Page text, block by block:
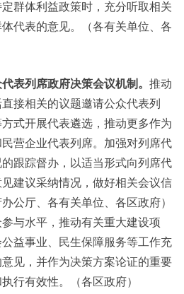
群体利益政策时，充分听取相关
代表的意见。（各有关单位、各
列席政府决策会议机制。 推动
接相关的议题邀请公众代表列
式开展代表遴选，推动更多作为
营企业代表列席。加强对列席代
跟踪督办，以适当形式向列席代
建议采纳情况，做好相关会议信
公厅、各有关单位、各区政府）
与水平，推动有关重大建设项
益事业、民生保障服务等工作充
见，并作为决策方案论证的重要
行有效性。（各区政府）